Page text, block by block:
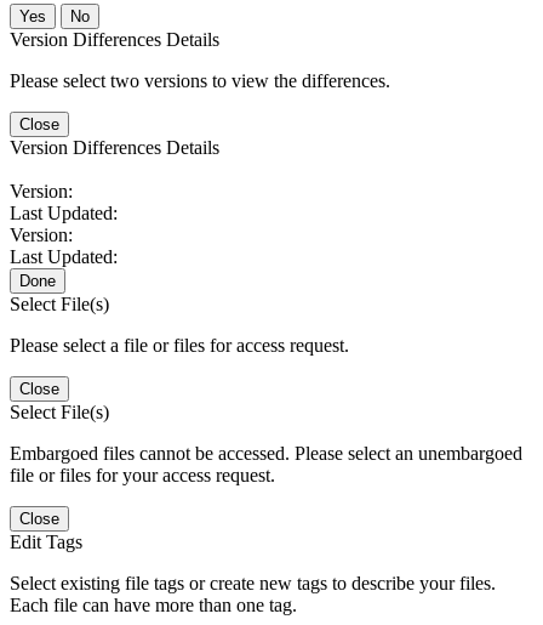
No
Version Differences Details
Please select two versions to view the differences.
Close
Version Differences Details
Version:
Last Updated:
Version:
Last Updated:
Done
Select File(s)
Please select a file or files for access request.
Close
Select File(s)
Embargoed files cannot be accessed. Please select an unembargoed
file or files for your access request.
Close
Edit Tags
Select existing file tags or create new tags to describe your files.
Each file can have more than one tag.